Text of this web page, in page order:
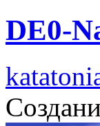
DE0-